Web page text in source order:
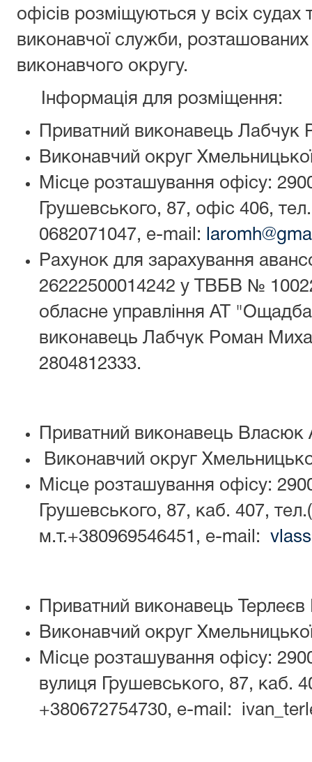
офісів розміщуються у всіх судах
виконавчої служби, розташованих
виконавчого округу.
Інформація для розміщення:
Приватний виконавець
Виконавчий округ
Місце розташування офісу:
Грушевського, 87, офіс 406,
0682071047, e-mail:
Рахунок для зарахування
26222500014242 у ТВБВ №
обласне управління АТ
виконавець Лабчук Роман
2804812333.
Приватний виконавець
Виконавчий округ
Місце розташування офісу:
Грушевського, 87, каб. 407,
м.т.+380969546451, e-mail:
Приватний виконавець
Виконавчий округ
Місце розташування офісу:
вулиця Грушевського, 87, каб.
+380672754730, e-mail: